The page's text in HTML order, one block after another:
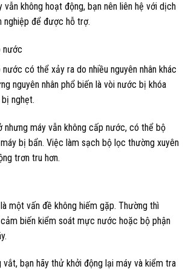
vẫn không hoạt động, bạn nên liên hệ với dịch
nghiệp để được hỗ trợ.
nước
có thể xảy ra do nhiều nguyên nhân khác
nguyên nhân phổ biến là vòi nước bị khóa
nghẹt.
nhưng máy vẫn không cấp nước, có thể bộ
bị bẩn. Việc làm sạch bộ lọc thường xuyên
trơn tru hơn.
một vấn đề không hiếm gặp. Thường thì
cảm biến kiểm soát mực nước hoặc bộ phận
vắt, bạn hãy thử khởi động lại máy và kiểm tra